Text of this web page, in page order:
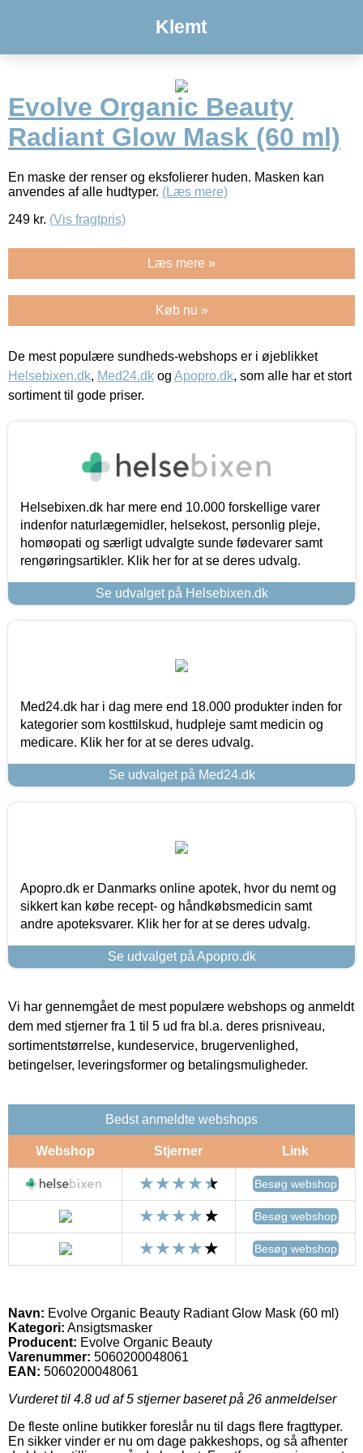
Klemt
Evolve Organic Beauty
Radiant Glow Mask (60 ml)
En maske der renser og eksfolierer huden. Masken kan
anvendes af alle hudtyper. (Læs mere)
249 kr. (Vis fragtpris)
Læs mere »
Køb nu »
De mest populære sundheds-webshops er i øjeblikket
Helsebixen.dk, Med24.dk og Apopro.dk, som alle har et stort
sortiment til gode priser.
Helsebixen.dk har mere end 10.000 forskellige varer
indenfor naturlægemidler, helsekost, personlig pleje,
homøopati og særligt udvalgte sunde fødevarer samt
rengøringsartikler. Klik her for at se deres udvalg.
Se udvalget på Helsebixen.dk
Med24.dk har i dag mere end 18.000 produkter inden for
kategorier som kosttilskud, hudpleje samt medicin og
medicare. Klik her for at se deres udvalg.
Se udvalget på Med24.dk
Apopro.dk er Danmarks online apotek, hvor du nemt og
sikkert kan købe recept- og håndkøbsmedicin samt
andre apoteksvarer. Klik her for at se deres udvalg.
Se udvalget på Apopro.dk
Vi har gennemgået de mest populære webshops og anmeldt
dem med stjerner fra 1 til 5 ud fra bl.a. deres prisniveau,
sortimentstørrelse, kundeservice, brugervenlighed,
betingelser, leveringsformer og betalingsmuligheder.
Bedst anmeldte webshops
Webshop Stjerner Link
Besøg webshop
Besøg webshop
Besøg webshop
Navn: Evolve Organic Beauty Radiant Glow Mask (60 ml)
Kategori: Ansigtsmasker
Producent: Evolve Organic Beauty
Varenummer: 5060200048061
EAN: 5060200048061
Vurderet til 4.8 ud af 5 stjerner baseret på 26 anmeldelser
De fleste online butikker foreslår nu til dags flere fragttyper.
En sikker vinder er nu om dage pakkeshops, og så afhenter